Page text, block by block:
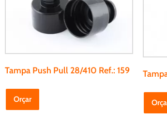
Tampa Push Pull 28/410 Ref.: 159
Orçar